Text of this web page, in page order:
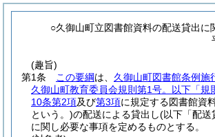
○久御山町立図書館資料の配送貸出に
(趣旨)
第1条
この要綱は、 久御山町図書館条例施
久御山町教育委員会規則第1号。以下「規
10条第2項及び第3項に規定する図書館資
という。)の配送による貸出し(以下「配送
に関し必要な事項を定めるものとする。